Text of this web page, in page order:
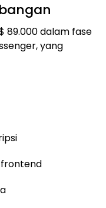
89.000 dalam fase
yang